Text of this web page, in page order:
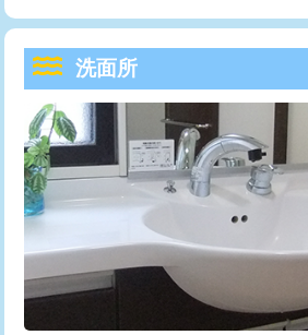
洗面台設置
追加人工
廃棄・処分
※給水管工事は20mmまでの価格です。
給水管工事※（保温材使用（バンド止
め込み）)
給水管工事※（土の掘削・埋め戻し作
業)
給水管工事※（塩ビ管（VP・HI）使
用/3ｍまで)
給水管工事※（塩ビ管（VP・HI）使
用（追加）/3ｍ超え)
給水管工事※（ライニング鋼管・銅
管・ポリ管・HT管使用/3ｍまで)
トーラー機使用/3mまで
追加トーラー機使用/3m超え
カメラ調査
桝清掃
止水・漏水調査・防水処理・清掃・修
理・調整・分解・加工など（軽作業）
止水・漏水調査・防水処理・清掃・修
洗面所